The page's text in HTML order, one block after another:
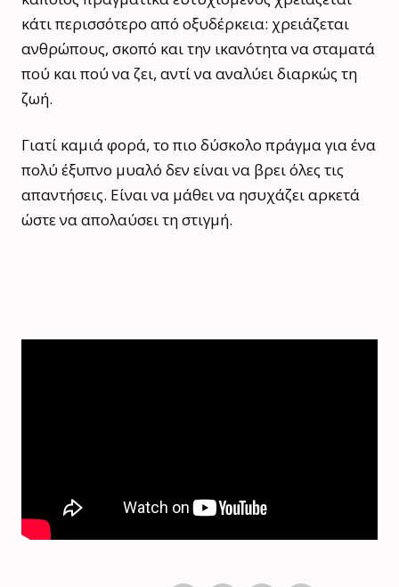
κάτι περισσότερο από οξυδέρκεια: χρειάζεται
ανθρώπους, σκοπό και την ικανότητα να σταματά
πού και πού να ζει, αντί να αναλύει διαρκώς τη
ζωή.
Γιατί καμιά φορά, το πιο δύσκολο πράγμα για ένα
πολύ έξυπνο μυαλό δεν είναι να βρει όλες τις
απαντήσεις. Είναι να μάθει να ησυχάζει αρκετά
ώστε να απολαύσει τη στιγμή.